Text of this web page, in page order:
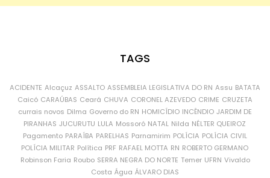
TAGS
ACIDENTE Alcaçuz ASSALTO ASSEMBLEIA LEGISLATIVA DO RN Assu BATATA
Caicó CARAÚBAS Ceará CHUVA CORONEL AZEVEDO CRIME CRUZETA
currais novos Dilma Governo do RN HOMICÍDIO INCÊNDIO JARDIM DE
PIRANHAS JUCURUTU LULA Mossoró NATAL Nilda NÉLTER QUEIROZ
Pagamento PARAÍBA PARELHAS Parnamirim POLÍCIA POLÍCIA CIVIL
POLÍCIA MILITAR Política PRF RAFAEL MOTTA RN ROBERTO GERMANO
Robinson Faria Roubo SERRA NEGRA DO NORTE Temer UFRN Vivaldo
Costa Água ÁLVARO DIAS